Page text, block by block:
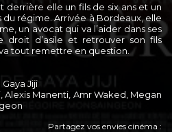
derrière elle un fils de six ans et un
du régime. Arrivée à Bordeaux, elle
un avocat qui va l’aider dans ses
droit d’asile et retrouver son fils
tout remettre en question.
Gaya Jiji
Alexis Manenti, Amr Waked, Megan
Partagez vos envies cinéma :